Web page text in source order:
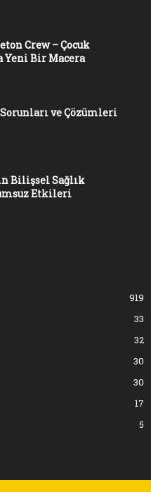
Crew – Çocuk
Bir Macera
ve Çözümleri
Bilişsel Sağlık
Etkileri
919
33
32
30
30
17
5